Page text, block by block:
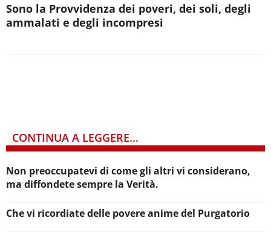
Sono la Provvidenza dei poveri, dei soli, degli
ammalati e degli incompresi
CONTINUA A LEGGERE...
Non preoccupatevi di come gli altri vi considerano,
ma diffondete sempre la Verità.
Che vi ricordiate delle povere anime del Purgatorio